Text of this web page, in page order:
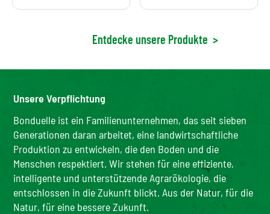
Entdecke unsere Produkte >
Unsere Verpflichtung
Bonduelle ist ein Familienunternehmen, das seit sieben
Generationen daran arbeitet, eine landwirtschaftliche
Produktion zu entwickeln, die den Boden und die
Menschen respektiert. Wir stehen für eine effiziente,
intelligente und unterstützende Agrarökologie, die
entschlossen in die Zukunft blickt. Aus der Natur, für die
Natur, für eine bessere Zukunft.